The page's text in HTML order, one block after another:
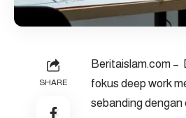
SHARE
Beritaislam.com –
fokus deep work
sebanding dengan